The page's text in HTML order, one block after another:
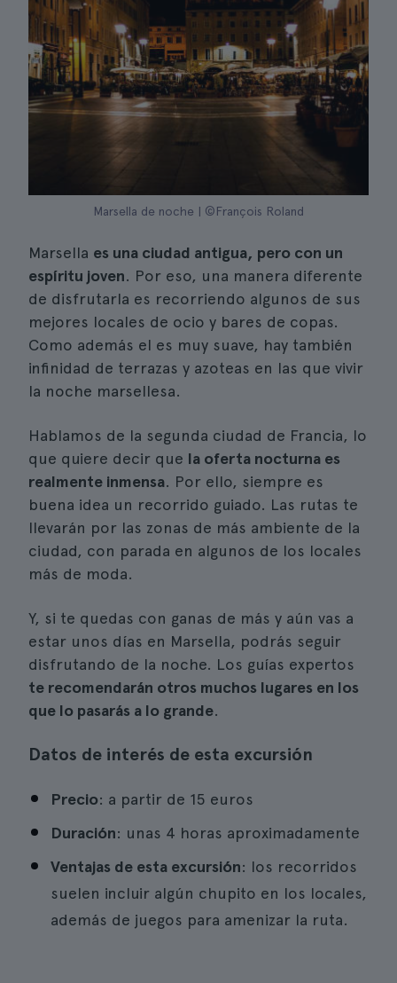
Marsella de noche | ©François Roland
Marsella es una ciudad antigua, pero con un
espíritu joven. Por eso, una manera diferente
de disfrutarla es recorriendo algunos de sus
mejores locales de ocio y bares de copas.
Como además el es muy suave, hay también
infinidad de terrazas y azoteas en las que vivir
la noche marsellesa.
Hablamos de la segunda ciudad de Francia, lo
que quiere decir que la oferta nocturna es
realmente inmensa. Por ello, siempre es
buena idea un recorrido guiado. Las rutas te
llevarán por las zonas de más ambiente de la
ciudad, con parada en algunos de los locales
más de moda.
Y, si te quedas con ganas de más y aún vas a
estar unos días en Marsella, podrás seguir
disfrutando de la noche. Los guías expertos
te recomendarán otros muchos lugares en los
que lo pasarás a lo grande.
Datos de interés de esta excursión
Precio: a partir de 15 euros
Duración: unas 4 horas aproximadamente
Ventajas de esta excursión: los recorridos
suelen incluir algún chupito en los locales,
además de juegos para amenizar la ruta.